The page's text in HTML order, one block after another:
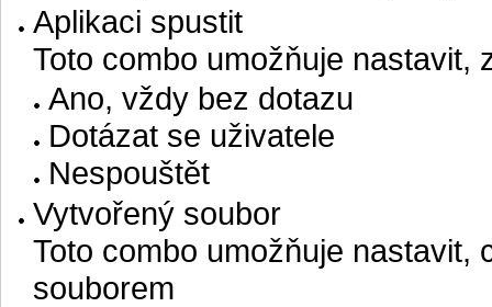
Aplikaci spustit
Toto combo umožňuje nastavit,
Ano, vždy bez dotazu
Dotázat se uživatele
Nespouštět
Vytvořený soubor
Toto combo umožňuje nastavit,
souborem